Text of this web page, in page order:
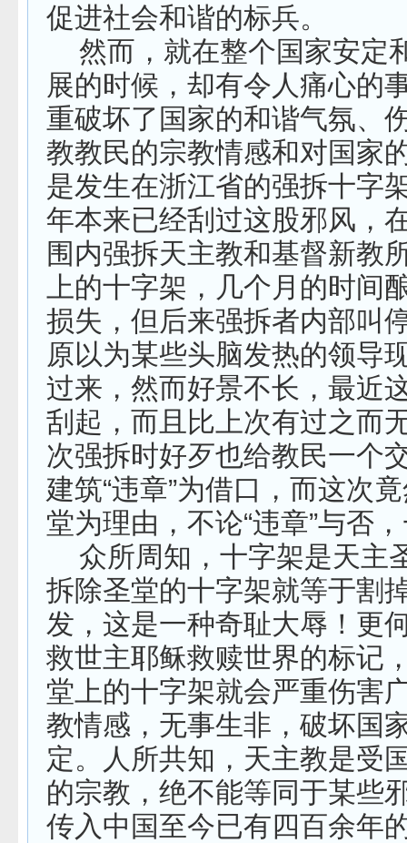
促进社会和谐的标兵。
然而，就在整个国家安定
展的时候，却有令人痛心的
重破坏了国家的和谐气氛、
教教民的宗教情感和对国家
是发生在浙江省的强拆十字
年本来已经刮过这股邪风，
围内强拆天主教和基督新教
上的十字架，几个月的时间
损失，但后来强拆者内部叫
原以为某些头脑发热的领导
过来，然而好景不长，最近
刮起，而且比上次有过之而
次强拆时好歹也给教民一个
建筑“违章”为借口，而这次
堂为理由，不论“违章”与否
众所周知，十字架是天主
拆除圣堂的十字架就等于割
发，这是一种奇耻大辱！更
救世主耶稣救赎世界的标记
堂上的十字架就会严重伤害
教情感，无事生非，破坏国
定。人所共知，天主教是受
的宗教，绝不能等同于某些
传入中国至今已有四百余年